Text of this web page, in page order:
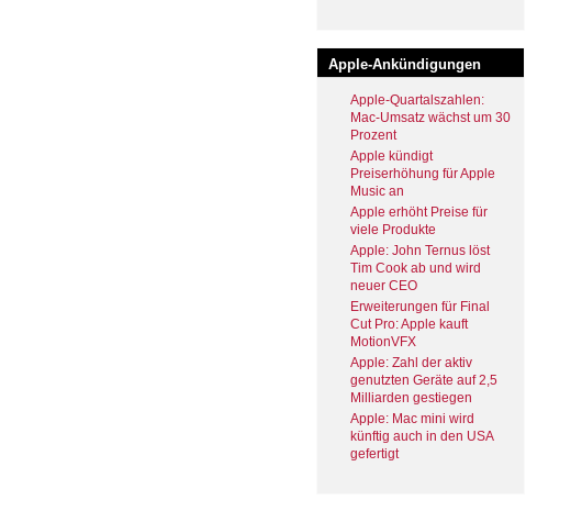
Apple-Ankündigungen
Apple-Quartalszahlen:
Mac-Umsatz wächst um 30
Prozent
Apple kündigt
Preiserhöhung für Apple
Music an
Apple erhöht Preise für
viele Produkte
Apple: John Ternus löst
Tim Cook ab und wird
neuer CEO
Erweiterungen für Final
Cut Pro: Apple kauft
MotionVFX
Apple: Zahl der aktiv
genutzten Geräte auf 2,5
Milliarden gestiegen
Apple: Mac mini wird
künftig auch in den USA
gefertigt